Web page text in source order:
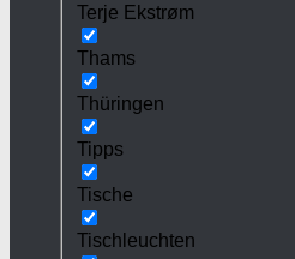
Terje Ekstrøm
Thams
Thüringen
Tipps
Tische
Tischleuchten